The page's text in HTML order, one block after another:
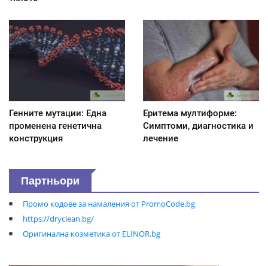
Генните мутации: Една
променена генетична
конструкция
Еритема мултиформе:
Симптоми, диагностика и
лечение
Партньори
Промо кодове за намаления от PromoCode.bg
https://dryclean.bg/
Оригинална козметика от ELINOR.bg